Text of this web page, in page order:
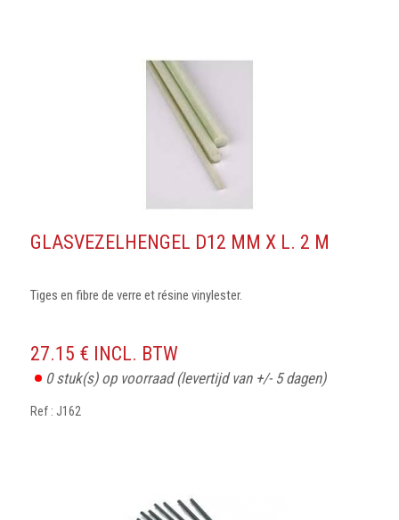
GLASVEZELHENGEL D12 MM X L. 2 M
Tiges en fibre de verre et résine vinylester.
27.15 € INCL. BTW
0stuk(s) op voorraad(levertijd van +/- 5 dagen)
Ref : J162